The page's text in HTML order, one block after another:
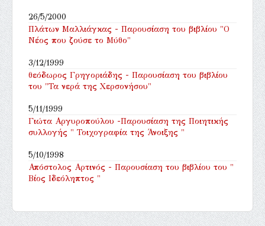
26/5/2000
Πλάτων Μαλλιάγκας - Παρουσίαση του βιβλίου "Ο
Νέος που ζούσε το Μύθο"
3/12/1999
θεόδωρος Γρηγοριάδης - Παρουσίαση του βιβλίου
του "Τα νερά της Χερσονήσου"
5/11/1999
Γιώτα Αργυροπούλου -Παρουσίαση της Ποιητικής
συλλογής " Τοιχογραφία της Άνοιξης "
5/10/1998
Απόστολος Αρτινός - Παρουσίαση του βιβλίου του "
Βίος Ιδεόληπτος "